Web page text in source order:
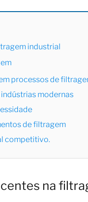
industrial
processos de
modernas
de filtragem
competitivo.
na